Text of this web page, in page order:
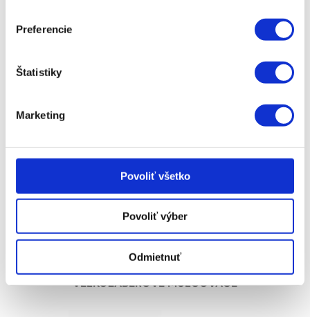
Preferencie
Štatistiky
Marketing
Povoliť všetko
Povoliť výber
Odmietnuť
BOČNÉ A PRIEKOPOVÉ
MULČOVAČE
VEĽKOZÁBEROVÉ MULČOVAČE